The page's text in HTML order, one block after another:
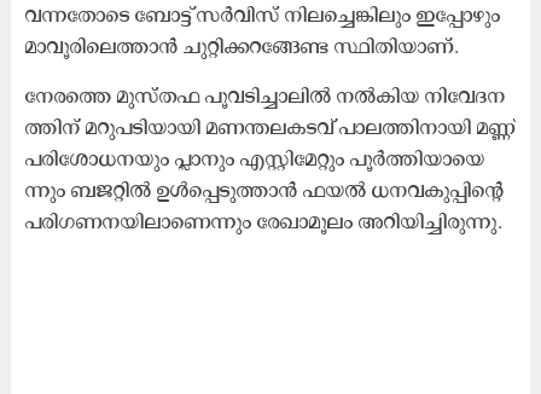
വ​ന്ന​തോ​ടെ ബോ​ട്ട് സ​ർ​വി​സ് നി​ല​ച്ചെ​ങ്കി​ലും ഇ​പ്പോ​ഴും
മാ​വൂ​രി​ലെ​ത്താ​ൻ ചു​റ്റി​ക്ക​റ​ങ്ങേ​ണ്ട സ്ഥി​തി​യാ​ണ്.
നേ​ര​ത്തെ മു​സ്ത​ഫ പൂ​വ​ടി​ച്ചാ​ലി​ൽ ന​ൽ​കി​യ നി​വേ​ദ​ന​
ത്തി​ന് മ​റു​പ​ടി​യാ​യി മ​ണ​ന്ത​ല​ക​ട​വ് പാ​ല​ത്തി​നാ​യി മ​ണ്ണ്
പ​രി​ശോ​ധ​ന​യും പ്ലാ​നും എ​സ്റ്റി​മേ​റ്റും പൂ​ർ​ത്തി​യാ​യെ​
ന്നും ബ​ജ​റ്റി​ൽ ഉ​ൾ​പ്പെ​ടു​ത്താ​ൻ ഫ​യ​ൽ ധ​ന​വ​കു​പ്പി​ന്റെ
പ​രി​ഗ​ണ​ന​യി​ലാ​ണെ​ന്നും രേ​ഖാ​മൂ​ലം അ​റി​യി​ച്ചി​രു​ന്നു.